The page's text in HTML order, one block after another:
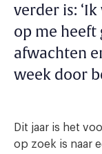
verder is:
op me heeft
afwachten
week door
Dit jaar is het
op zoek is naar